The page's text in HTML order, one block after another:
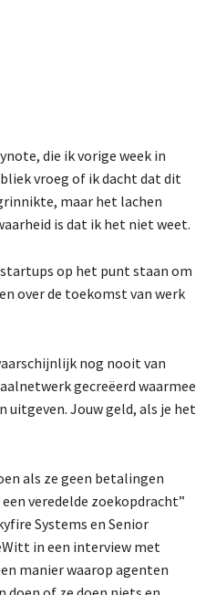
die ik vorige week in
vroeg of ik dacht dat dit
maar het lachen
is dat ik het niet weet.
op het punt staan om
over de toekomst van werk
nog nooit van
gecreëerd waarmee
uitgeven. Jouw geld, als je het
als ze geen betalingen
veredelde zoekopdracht”
Systems en Senior
in een interview met
manier waarop agenten